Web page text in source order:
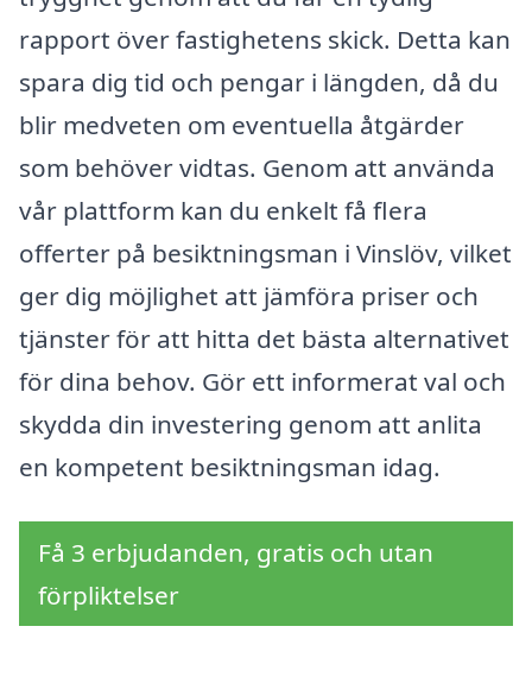
rapport över fastighetens skick. Detta kan
spara dig tid och pengar i längden, då du
blir medveten om eventuella åtgärder
som behöver vidtas. Genom att använda
vår plattform kan du enkelt få flera
offerter på besiktningsman i Vinslöv, vilket
ger dig möjlighet att jämföra priser och
tjänster för att hitta det bästa alternativet
för dina behov. Gör ett informerat val och
skydda din investering genom att anlita
en kompetent besiktningsman idag.
Få 3 erbjudanden, gratis och utan
förpliktelser